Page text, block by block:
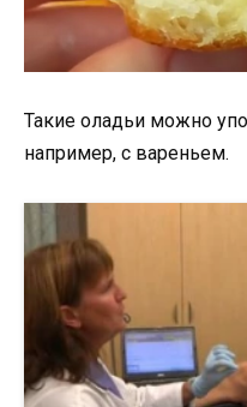
Такие оладьи можно
например, с вареньем.